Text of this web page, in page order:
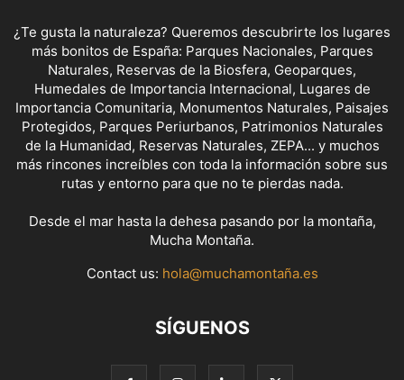
¿Te gusta la naturaleza? Queremos descubrirte los lugares
más bonitos de España: Parques Nacionales, Parques
Naturales, Reservas de la Biosfera, Geoparques,
Humedales de Importancia Internacional, Lugares de
Importancia Comunitaria, Monumentos Naturales, Paisajes
Protegidos, Parques Periurbanos, Patrimonios Naturales
de la Humanidad, Reservas Naturales, ZEPA... y muchos
más rincones increíbles con toda la información sobre sus
rutas y entorno para que no te pierdas nada.
Desde el mar hasta la dehesa pasando por la montaña,
Mucha Montaña.
Contact us: hola@muchamontaña.es
SÍGUENOS